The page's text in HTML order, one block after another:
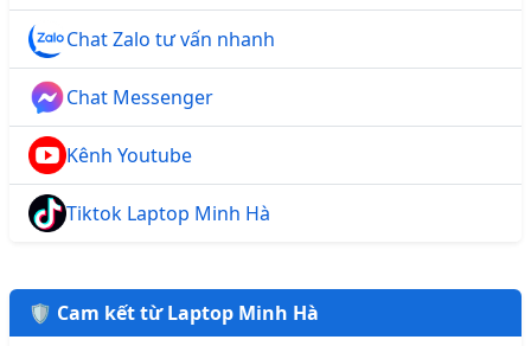
Chat Zalo tư vấn nhanh
Chat Messenger
Kênh Youtube
Tiktok Laptop Minh Hà
🛡️ Cam kết từ Laptop Minh Hà